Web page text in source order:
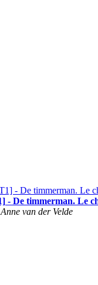
- De timmerman. Le
van der Velde